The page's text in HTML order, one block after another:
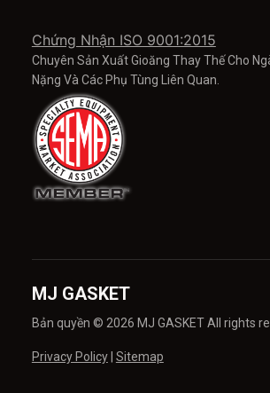
Chứng Nhận ISO 9001:2015
Chuyên Sản Xuất Gioăng Thay Thế Cho
Nặng Và Các Phụ Tùng Liên Quan.
MJ GASKET
Bản quyền © 2026 MJ GASKET All rights
Privacy Policy| Sitemap